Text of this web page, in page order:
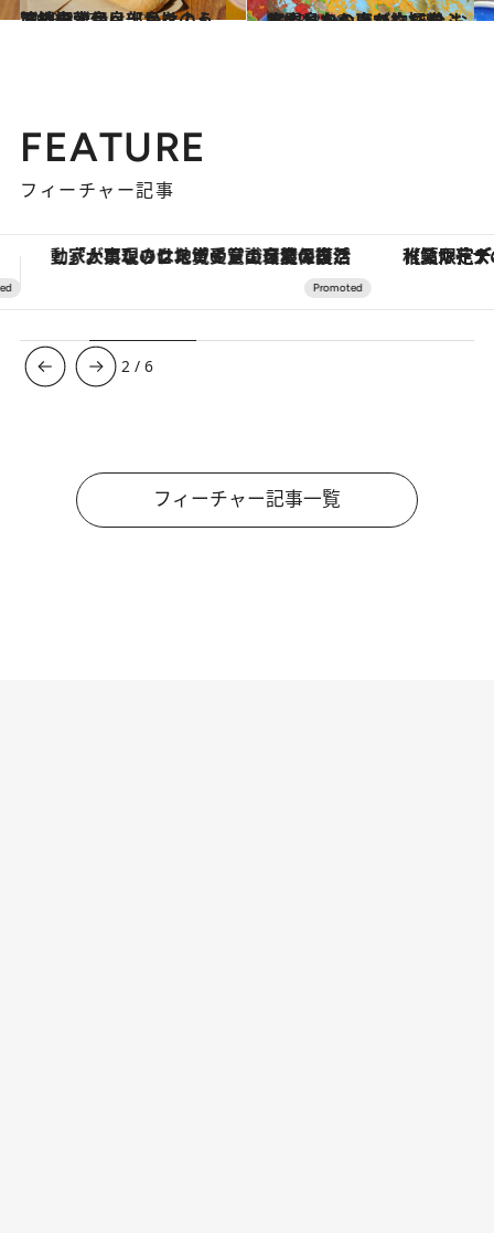
2023.3.17
沖縄の離島へ出かけよう 下地島と伊良部島をのんびり探索
旅＆お出かけ 2023.3.16
宮古島から車で約15分 おしゃれなお店が立ち並ぶ 来間島をのんびり探索
旅＆お出かけ
FEATURE
フィーチャー記事
【夏限定ディナーコース】旬を迎える稚鮎や花ズッキーニなどをイタリア・トスカーナの郷土料理の手法で満喫！ ヴァシュロン・コンスタンタ
3 /6
フィーチャー記事一覧